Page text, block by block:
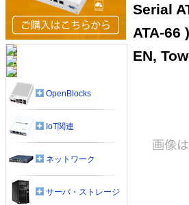
Serial
ATA-66
EN,
OpenBlocks
IoT関連
ネットワーク
サーバ・ストレージ